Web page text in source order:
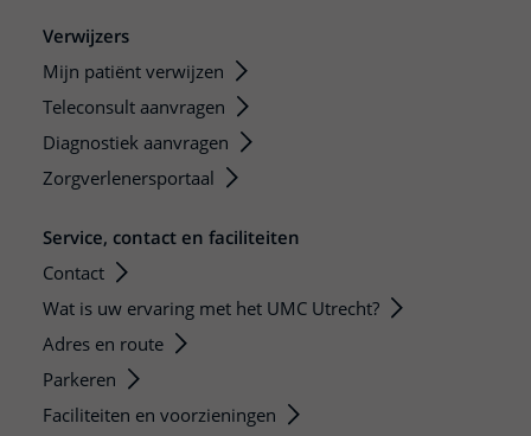
Verwijzers
Mijn patiënt verwijzen
Teleconsult aanvragen
Diagnostiek aanvragen
Zorgverlenersportaal
Service, contact en faciliteiten
Contact
Wat is uw ervaring met het UMC Utrecht?
Adres en route
Parkeren
Faciliteiten en voorzieningen